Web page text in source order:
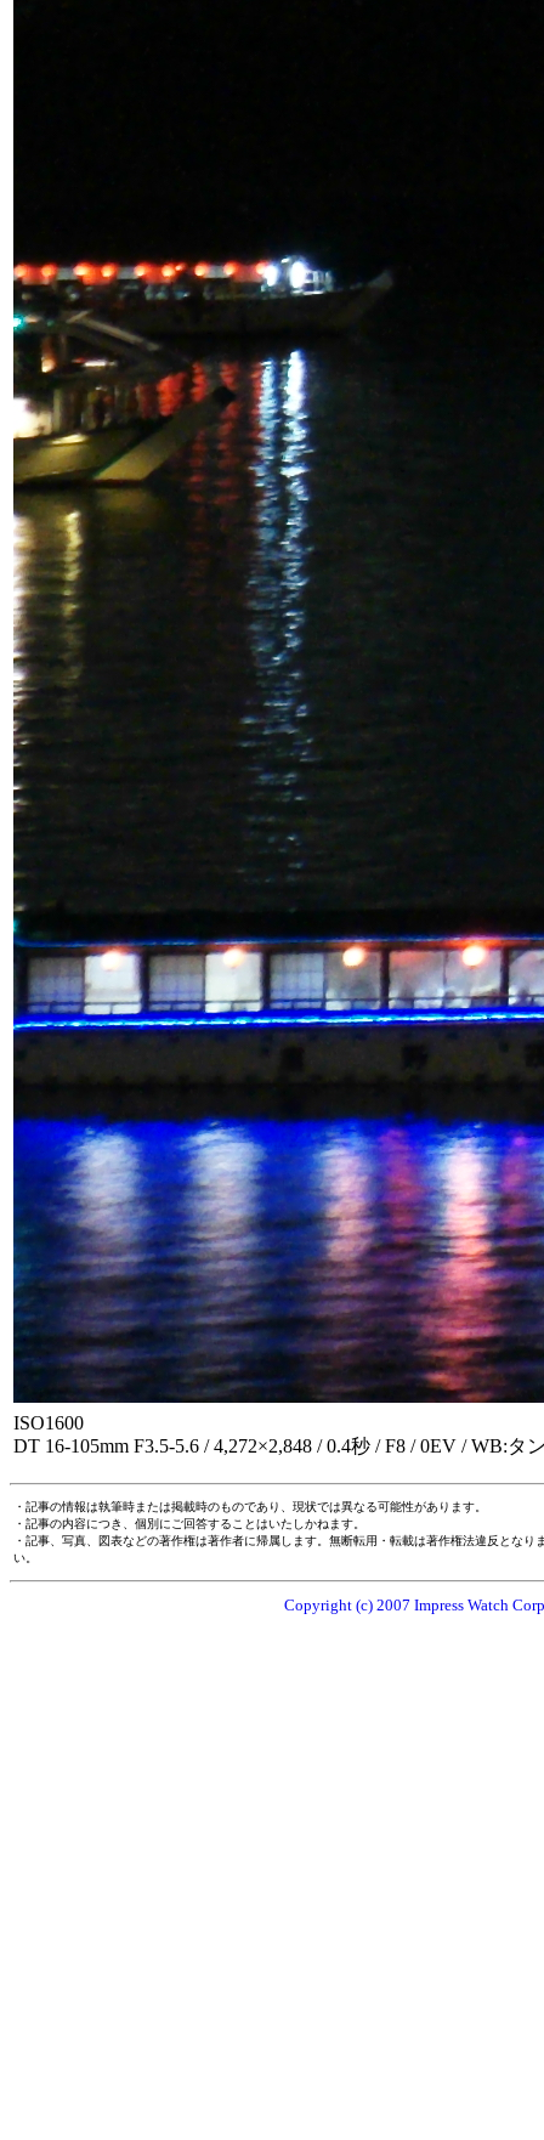
ISO1600
DT 16-105mm F3.5-5.6 / 4,272×2,848 / 0.4秒 / F8 / 0EV / WB:
・記事の情報は執筆時または掲載時のものであり、現状では異なる可能性があります。
・記事の内容につき、個別にご回答することはいたしかねます。
・記事、写真、図表などの著作権は著作者に帰属します。無断転用・転載は著作権法違反とな
い。
Copyright (c) 2007 Impress Watch